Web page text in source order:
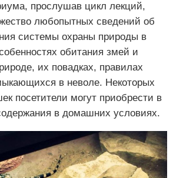
прослушав цикл лекций,
любопытных сведений об
системы охраны природы в
обитания змей и
их повадках, правилах
в неволе. Некоторых
посетители могут приобрести в
в домашних условиях.